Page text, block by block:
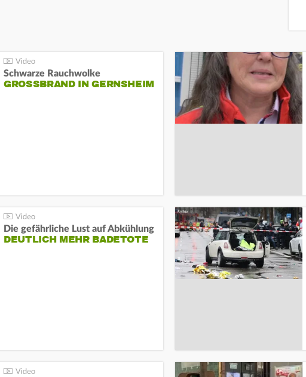
Schwarze Rauchwolke
GROSSBRAND IN GERNSHEIM
Die gefährliche Lust auf Abkühlung
DEUTLICH MEHR BADETOTE